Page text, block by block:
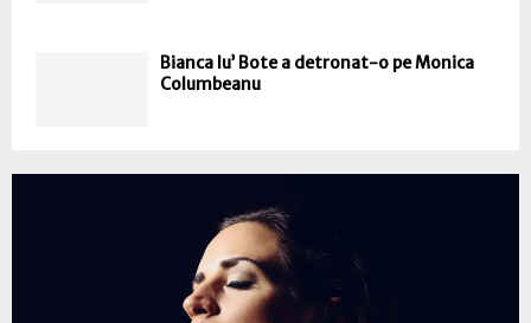
Bianca lu’ Bote a detronat-o pe Monica
Columbeanu